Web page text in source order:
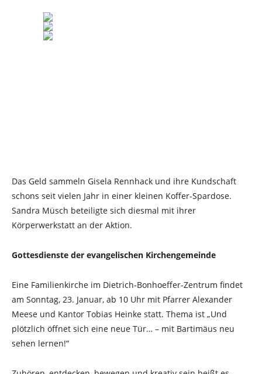
Das Geld sammeln Gisela Rennhack und ihre Kundschaft
schons seit vielen Jahr in einer kleinen Koffer-Spardose.
Sandra Müsch beteiligte sich diesmal mit ihrer
Körperwerkstatt an der Aktion.
Gottesdienste der evangelischen Kirchengemeinde
Eine Familienkirche im Dietrich-Bonhoeffer-Zentrum findet
am Sonntag, 23. Januar, ab 10 Uhr mit Pfarrer Alexander
Meese und Kantor Tobias Heinke statt. Thema ist „Und
plötzlich öffnet sich eine neue Tür… – mit Bartimäus neu
sehen lernen!“